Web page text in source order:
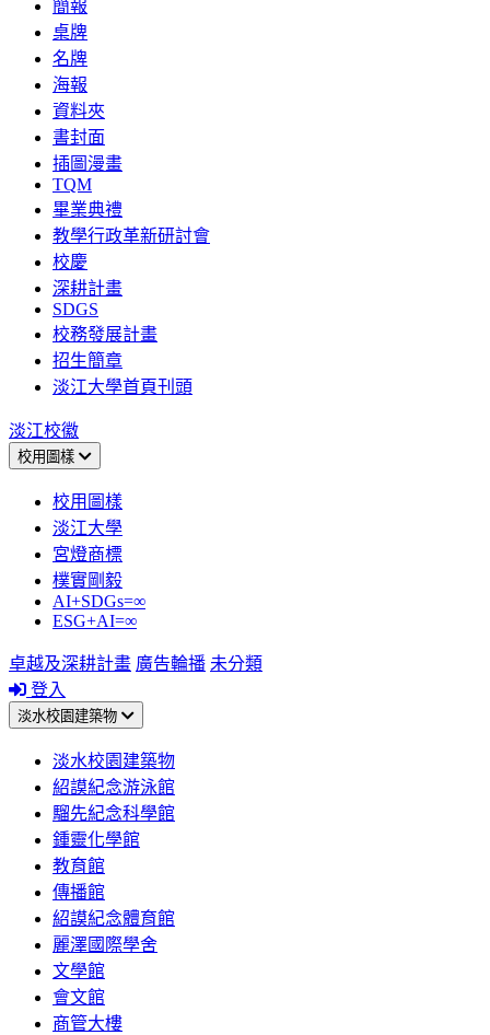
簡報
桌牌
名牌
海報
資料夾
書封面
插圖漫畫
TQM
畢業典禮
教學行政革新研討會
校慶
深耕計畫
SDGS
校務發展計畫
招生簡章
淡江大學首頁刊頭
淡江校徽
校用圖樣
校用圖樣
淡江大學
宮燈商標
樸實剛毅
AI+SDGs=∞
ESG+AI=∞
卓越及深耕計畫 廣告輪播 未分類
登入
淡水校園建築物
淡水校園建築物
紹謨紀念游泳館
騮先紀念科學館
鍾靈化學館
教育館
傳播館
紹謨紀念體育館
麗澤國際學舍
文學館
會文館
商管大樓